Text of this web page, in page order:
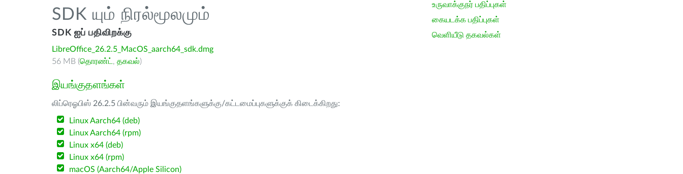
SDK யும் நிரல்மூலமும்
SDK ஐப் பதிவிறக்கு
LibreOffice_26.2.5_MacOS_aarch64_sdk.dmg
56 MB (தொரண்ட் , தகவல்)
இயங்குதளங்கள்
லிப்ரெஓபிஸ் 26.2.5 பின்வரும் இயங்குதளங்களுக்கு/கட்டமைப்புகளுக்குக் கிடைக்கிறது:
Linux Aarch64 (deb)
Linux Aarch64 (rpm)
Linux x64 (deb)
Linux x64 (rpm)
macOS (Aarch64/Apple Silicon)
உருவாக்குநர் பதிப்புகள்
கையடக்க பதிப்புகள்
வெளியீடு தகவல்கள்